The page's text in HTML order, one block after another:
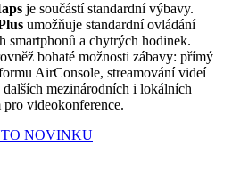
je součástí standardní výbavy.
umožňuje standardní ovládání
smartphonů a chytrých hodinek.
bohaté možnosti zábavy: přímý
AirConsole, streamování videí
mezinárodních i lokálních
videokonference.
NOVINKU